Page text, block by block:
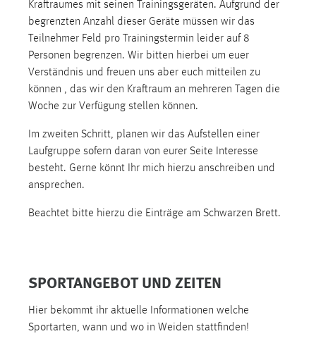
Kraftraumes mit seinen Trainingsgeräten. Aufgrund der
begrenzten Anzahl dieser Geräte müssen wir das
Teilnehmer Feld pro Trainingstermin leider auf 8
Personen begrenzen. Wir bitten hierbei um euer
Verständnis und freuen uns aber euch mitteilen zu
können , das wir den Kraftraum an mehreren Tagen die
Woche zur Verfügung stellen können.
Im zweiten Schritt, planen wir das Aufstellen einer
Laufgruppe sofern daran von eurer Seite Interesse
besteht. Gerne könnt Ihr mich hierzu anschreiben und
ansprechen.
Beachtet bitte hierzu die Einträge am Schwarzen Brett.
SPORTANGEBOT UND ZEITEN
Hier bekommt ihr aktuelle Informationen welche
Sportarten, wann und wo in Weiden stattfinden!
Conversion-Tracking
Cookie Laufzeit:
3 Monate
Facebook Pixel
_fbp
Anbieter:
Facebook
Zweck:
EXTERNE MEDIEN